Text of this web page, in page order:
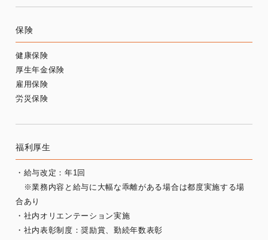
保険
健康保険
厚生年金保険
雇用保険
労災保険
福利厚生
・給与改定：年1回
※業務内容と給与に大幅な乖離がある場合は都度実施する場
合あり
・社内オリエンテーション実施
・社内表彰制度：奨励賞、勤続年数表彰